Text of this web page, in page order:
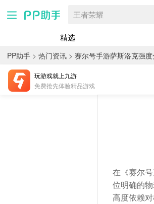
王者荣耀
精选
PP助手 > 热门资讯 > 赛尔号手游萨斯洛克强
玩游戏就上九游
免费抢先体验精品游戏
在《赛尔
位明确的
高度依赖